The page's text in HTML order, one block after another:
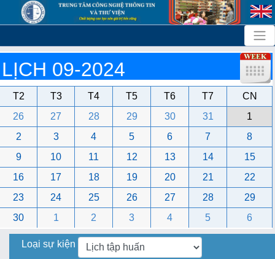
LỊCH 09-2024
T2 T3 T4 T5 T6 T7
CN
26
27 28 29 30 31
1
2
3 4 5 6 7
8
9
10 11 12 13 14
15
16
17 18 19 20 21
22
23
24 25 26 27 28
29
30
1 2 3 4 5 6
Loại sự kiện